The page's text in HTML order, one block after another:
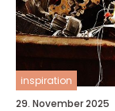
inspiration
29. November 2025